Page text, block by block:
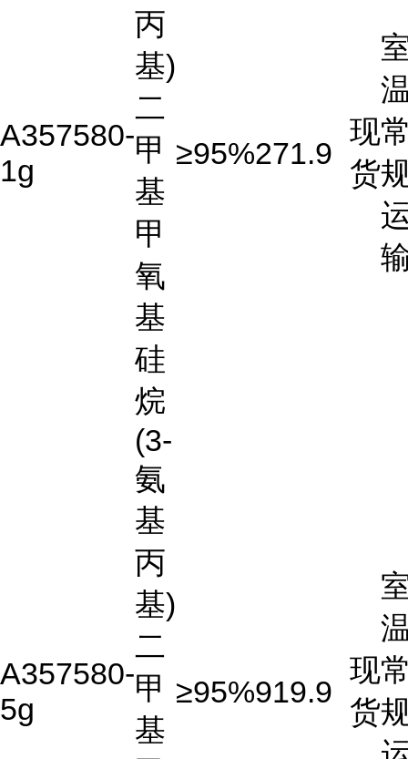
A357580-
1g
丙
基)
二
甲
基
甲
氧
基
硅
烷
≥95%271.9
现
货
A357580-
5g
(3-
氨
基
丙
基)
二
甲
基
≥95%919.9
现
货